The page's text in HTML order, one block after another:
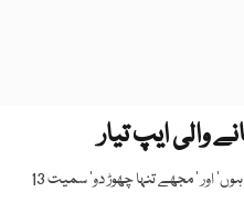
والی ایپ تیار
ایپ میں 'مجھے کھانا کھلائیں'، 'میں ناراض ہوں' اور ' مجھے تنہا چھوڑ دو' سمیت 13